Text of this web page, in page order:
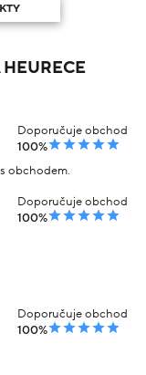
Doporučuje obchod
100%
obchodem.
Doporučuje obchod
100%
Doporučuje obchod
100%